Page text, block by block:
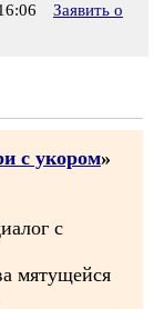
Заявить о
с укором»
с
мятущейся